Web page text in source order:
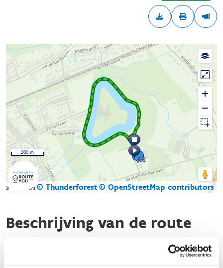
Kaartgegevens © Thunderforest© OpenStreetMap contributors
200 m
Beschrijving van de route
In Nijlen zijn er verschillende mooie looproutes die je kunt